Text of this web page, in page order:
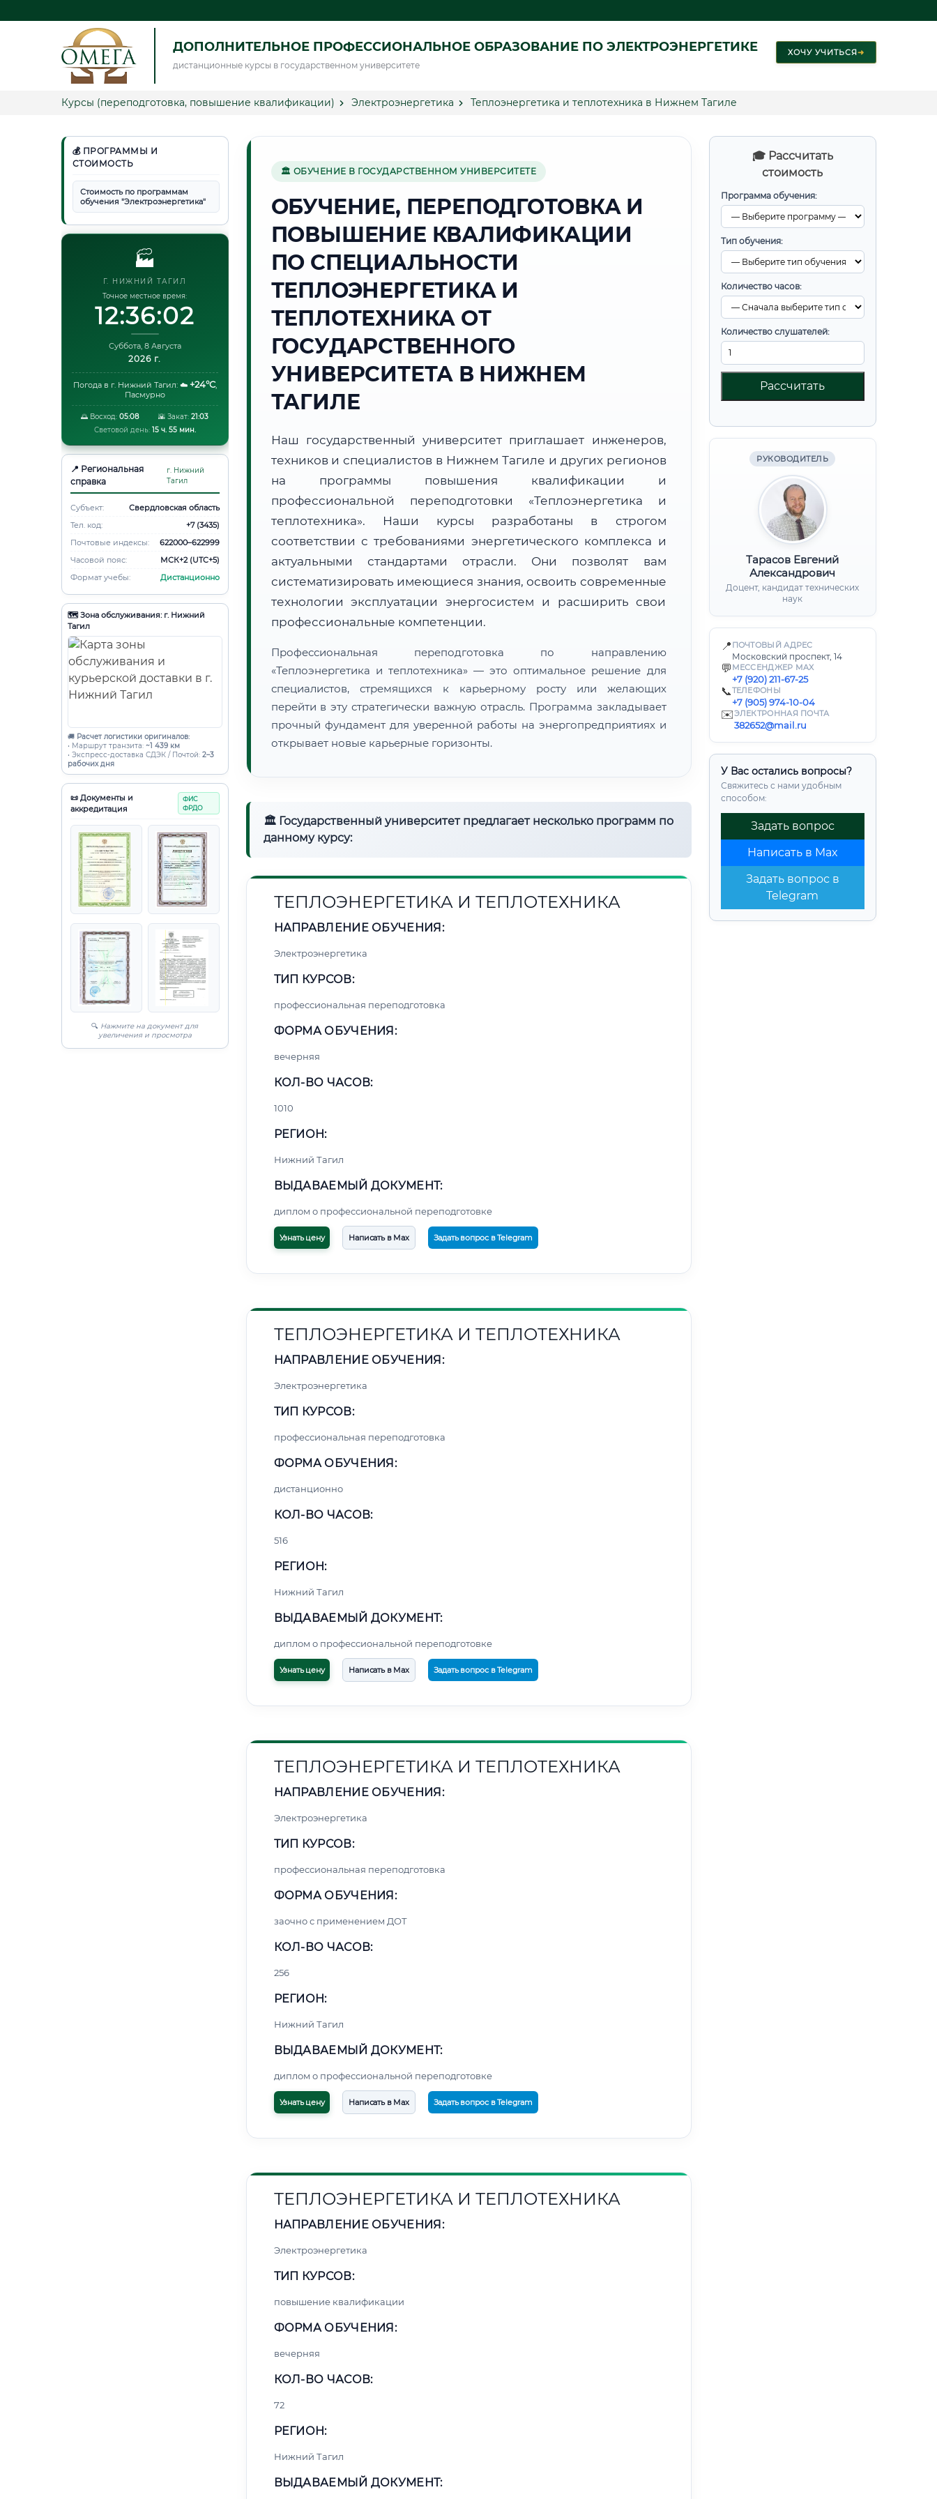
ДОПОЛНИТЕЛЬНОЕ ПРОФЕССИОНАЛЬНОЕ ОБРАЗОВАНИЕ ПО ЭЛЕКТРОЭНЕРГЕТИКЕ
дистанционные курсы в государственном университете
ХОЧУ УЧИТЬСЯ➜
Курсы (переподготовка, повышение квалификации) Электроэнергетика Теплоэнергетика и теплотехника в Нижнем Тагиле
💰 ПРОГРАММЫ И
СТОИМОСТЬ
Стоимость по программам
обучения "Электроэнергетика"
🏭
Г. НИЖНИЙ ТАГИЛ
Точное местное время:
12:36:03
Суббота, 8 Августа
2026 г.
Погода в г. Нижний Тагил: ☁️ +24°C,
Пасмурно
🌅 Восход:05:08 🌇 Закат: 21:03
Световой день: 15 ч. 55 мин.
📍 Региональная
справка
г. Нижний
Тагил
Субъект:
Свердловская область
Тел. код:
+7 (3435)
Почтовые индексы:
622000–622999
Часовой пояс:
МСК+2 (UTC+5)
Формат учебы:
Дистанционно
🗺️ Зона обслуживания: г. Нижний
Тагил
🚚 Расчет логистики оригиналов:
• Маршрут транзита: ~1 439 км
• Экспресс-доставка СДЭК / Почтой: 2–3
рабочих дня
📜 Документы и
аккредитация
ФИС
ФРДО
🔍 Нажмите на документ для
увеличения и просмотра
🎓 Рассчитать
стоимость
Программа обучения:
Тип обучения:
Количество часов:
Количество слушателей:
Рассчитать
РУКОВОДИТЕЛЬ
Тарасов Евгений
Александрович
Доцент, кандидат технических
наук
📍 ПОЧТОВЫЙ АДРЕС
Московский проспект, 14
💬 МЕССЕНДЖЕР MAX
+7 (920) 211-67-25
📞ТЕЛЕФОНЫ
+7 (905) 974-10-04
✉️ЭЛЕКТРОННАЯ ПОЧТА
382652@mail.ru
У Вас остались вопросы?
Свяжитесь с нами удобным
способом:
Задать вопрос
Написать в Max
Задать вопрос в
Telegram
🏛 ОБУЧЕНИЕ В ГОСУДАРСТВЕННОМ УНИВЕРСИТЕТЕ
ОБУЧЕНИЕ, ПЕРЕПОДГОТОВКА И
ПОВЫШЕНИЕ КВАЛИФИКАЦИИ
ПО СПЕЦИАЛЬНОСТИ
ТЕПЛОЭНЕРГЕТИКА И
ТЕПЛОТЕХНИКА ОТ
ГОСУДАРСТВЕННОГО
УНИВЕРСИТЕТА В НИЖНЕМ
ТАГИЛЕ
Наш государственный университет приглашает инженеров,
техников и специалистов в Нижнем Тагиле и других регионов
на программы повышения квалификации и
профессиональной переподготовки «Теплоэнергетика и
теплотехника». Наши курсы разработаны в строгом
соответствии с требованиями энергетического комплекса и
актуальными стандартами отрасли. Они позволят вам
систематизировать имеющиеся знания, освоить современные
технологии эксплуатации энергосистем и расширить свои
профессиональные компетенции.
Профессиональная переподготовка по направлению
«Теплоэнергетика и теплотехника» — это оптимальное решение для
специалистов, стремящихся к карьерному росту или желающих
перейти в эту стратегически важную отрасль. Программа закладывает
прочный фундамент для уверенной работы на энергопредприятиях и
открывает новые карьерные горизонты.
🏛 Государственный университет предлагает несколько программ по
данному курсу:
ТЕПЛОЭНЕРГЕТИКА И ТЕПЛОТЕХНИКА
НАПРАВЛЕНИЕ ОБУЧЕНИЯ:
Электроэнергетика
ТИП КУРСОВ:
профессиональная переподготовка
ФОРМА ОБУЧЕНИЯ:
вечерняя
КОЛ-ВО ЧАСОВ:
1010
РЕГИОН:
Нижний Тагил
ВЫДАВАЕМЫЙ ДОКУМЕНТ:
диплом о профессиональной переподготовке
Узнать цену Написать в Max Задать вопрос в Telegram
ТЕПЛОЭНЕРГЕТИКА И ТЕПЛОТЕХНИКА
НАПРАВЛЕНИЕ ОБУЧЕНИЯ:
Электроэнергетика
ТИП КУРСОВ:
профессиональная переподготовка
ФОРМА ОБУЧЕНИЯ:
дистанционно
КОЛ-ВО ЧАСОВ:
516
РЕГИОН:
Нижний Тагил
ВЫДАВАЕМЫЙ ДОКУМЕНТ:
диплом о профессиональной переподготовке
Узнать цену Написать в Max Задать вопрос в Telegram
ТЕПЛОЭНЕРГЕТИКА И ТЕПЛОТЕХНИКА
НАПРАВЛЕНИЕ ОБУЧЕНИЯ:
Электроэнергетика
ТИП КУРСОВ:
профессиональная переподготовка
ФОРМА ОБУЧЕНИЯ:
заочно с применением ДОТ
КОЛ-ВО ЧАСОВ:
256
РЕГИОН:
Нижний Тагил
ВЫДАВАЕМЫЙ ДОКУМЕНТ:
диплом о профессиональной переподготовке
Узнать цену Написать в Max Задать вопрос в Telegram
ТЕПЛОЭНЕРГЕТИКА И ТЕПЛОТЕХНИКА
НАПРАВЛЕНИЕ ОБУЧЕНИЯ:
Электроэнергетика
ТИП КУРСОВ:
повышение квалификации
ФОРМА ОБУЧЕНИЯ:
вечерняя
КОЛ-ВО ЧАСОВ:
72
РЕГИОН:
Нижний Тагил
ВЫДАВАЕМЫЙ ДОКУМЕНТ: